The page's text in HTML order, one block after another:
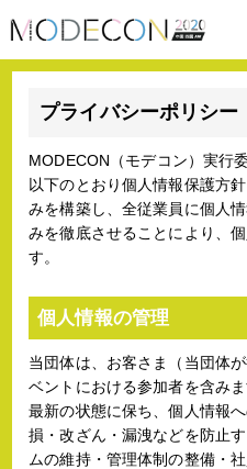
プライバシーポリシー
MODECON（モデコン）実行
以下のとおり個人情報保護方
みを構築し、全従業員に個人
みを徹底させることにより、
す。
個人情報の管理
当団体は、お客さま（当団体
ベントにおける参加者を含み
最新の状態に保ち、個人情報
損・改ざん・漏洩などを防止
ムの維持・管理体制の整備・